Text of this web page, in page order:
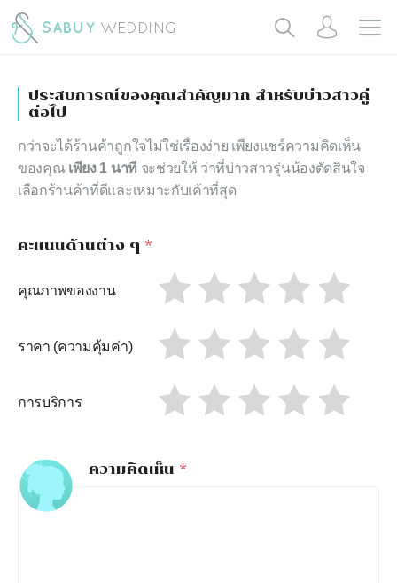
ประสบการณ์ของคุณสำคัญมาก สำหรับบ่าวสาวคู่
ต่อไป
กว่าจะได้ร้านค้าถูกใจไม่ใช่เรื่องง่าย เพียงแชร์ความคิดเห็น
ของคุณ เพียง 1 นาที จะช่วยให้ ว่าที่บ่าวสาวรุ่นน้องตัดสินใจ
เลือกร้านค้าที่ดีและเหมาะกับเค้าที่สุด
คะแนนด้านต่าง ๆ *
คุณภาพของงาน
ราคา (ความคุ้มค่า)
การบริการ
ความคิดเห็น *